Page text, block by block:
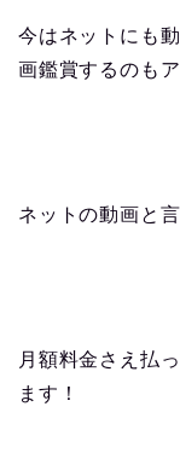
今はネットにも
画鑑賞するのも
ネットの動画と
月額料金さえ払
ます！